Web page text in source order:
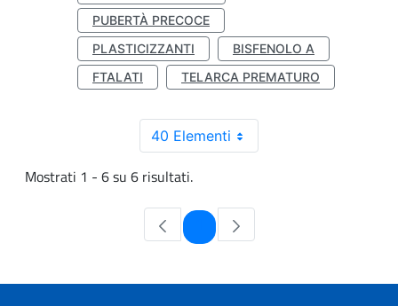
PUBERTÀ PRECOCE
PLASTICIZZANTI
BISFENOLO A
FTALATI
TELARCA PREMATURO
40 Elementi
Mostrati 1 - 6 su 6 risultati.
Pagina